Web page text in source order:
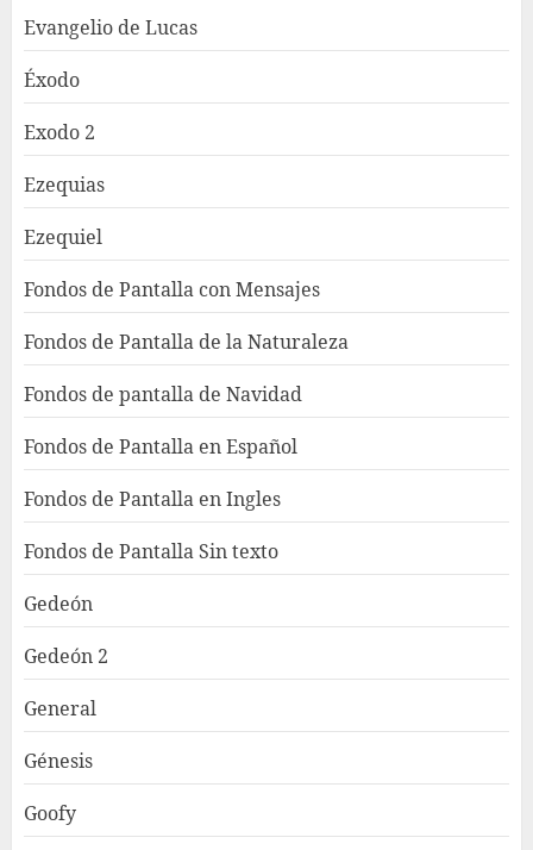
Evangelio de Lucas
Éxodo
Exodo 2
Ezequias
Ezequiel
Fondos de Pantalla con Mensajes
Fondos de Pantalla de la Naturaleza
Fondos de pantalla de Navidad
Fondos de Pantalla en Español
Fondos de Pantalla en Ingles
Fondos de Pantalla Sin texto
Gedeón
Gedeón 2
General
Génesis
Goofy